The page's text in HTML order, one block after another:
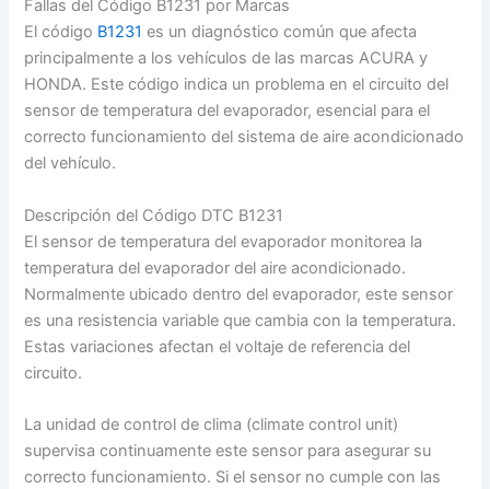
Fallas del Código B1231 por Marcas
El código B1231 es un diagnóstico común que afecta
principalmente a los vehículos de las marcas ACURA y
HONDA. Este código indica un problema en el circuito del
sensor de temperatura del evaporador, esencial para el
correcto funcionamiento del sistema de aire acondicionado
del vehículo.
Descripción del Código DTC B1231
El sensor de temperatura del evaporador monitorea la
temperatura del evaporador del aire acondicionado.
Normalmente ubicado dentro del evaporador, este sensor
es una resistencia variable que cambia con la temperatura.
Estas variaciones afectan el voltaje de referencia del
circuito.
La unidad de control de clima (climate control unit)
supervisa continuamente este sensor para asegurar su
correcto funcionamiento. Si el sensor no cumple con las